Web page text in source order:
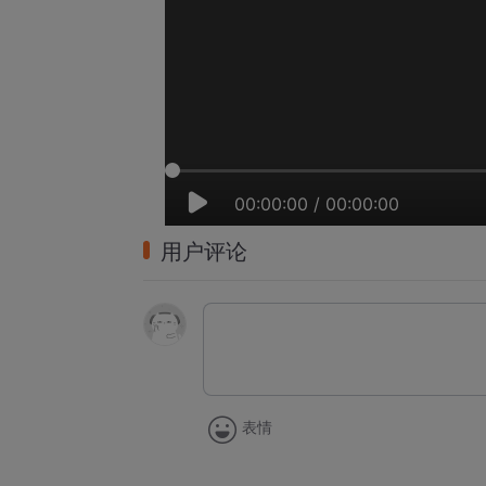
00:00:00 / 00:00:00
用户评论
表情